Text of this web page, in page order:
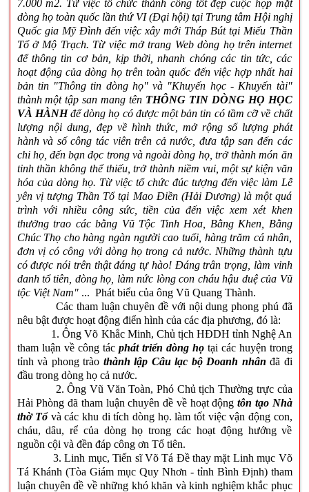
7.000 m2. Từ việc tổ chức thành công tốt đẹp cuộc họp mặt
dòng họ toàn quốc lần thứ VI (Đại hội) tại Trung tâm Hội nghị
Quốc gia Mỹ Đình đến việc xây mới Tháp Bút tại Miếu Thần
Tổ ở Mộ Trạch. Từ việc mở trang Web dòng họ trên internet
để thông tin cơ bản, kịp thời, nhanh chóng các tin tức, các
hoạt động của dòng họ trên toàn quốc đến việc hợp nhất hai
bản tin "Thông tin dòng họ" và "Khuyến học - Khuyến tài"
thành một tập san mang tên THÔNG TIN DÒNG HỌ HỌC
VÀ HÀNHđể dòng họ có được một bản tin có tầm cỡ về chất
lượng nội dung, đẹp về hình thức, mở rộng số lượng phát
hành và số công tác viên trên cả nước, đưa tập san đến các
chi họ, đến bạn đọc trong và ngoài dòng họ, trở thành món ăn
tinh thần không thể thiếu, trở thành niềm vui, một sự kiện văn
hóa của dòng họ. Từ việc tổ chức đúc tượng đến việc làm Lễ
yên vị tượng Thần Tổ tại Mao Điền (Hải Dương) là một quá
trình với nhiều công sức, tiền của đến việc xem xét khen
thưởng trao các bằng Vũ Tộc Tinh Hoa, Bằng Khen, Bằng
Chúc Thọ cho hàng ngàn người cao tuổi, hàng trăm cá nhân,
đơn vị có công với dòng họ trong cả nước. Những thành tựu
có được nói trên thật đáng tự hào! Đáng trân trọng, làm vinh
danh tổ tiên, dòng họ, làm nức lòng con cháu hậu duệ của Vũ
tộc Việt Nam"... Phát biểu của ông Vũ Quang Thành.
Các tham luận chuyên đề với nội dung phong phú đã
nêu bật được hoạt động điển hình của các địa phương, đó là:
1. Ông Võ Khắc Minh, Chủ tịch HĐDH tỉnh Nghệ An
tham luận về công tác phát triển dòng họtại các huyện trong
tỉnh và phong trào thành lập Câu lạc bộ Doanh nhân đã đi
đầu trong dòng họ cả nước.
2. Ông Vũ Văn Toàn, Phó Chủ tịch Thường trực của
Hải Phòng đã tham luận chuyên đề về hoạt động tôn tạo Nhà
thờ Tổvà các khu di tích dòng họ. làm tốt việc vận động con,
cháu, dâu, rể của dòng họ trong các hoạt động hướng về
nguồn cội và đền đáp công ơn Tổ tiên.
3. Linh mục, Tiến sĩ Võ Tá Đề thay mặt Linh mục Võ
Tá Khánh (Tòa Giám mục Quy Nhơn - tỉnh Bình Định) tham
luận chuyên đề về những khó khăn và kinh nghiệm khắc phục